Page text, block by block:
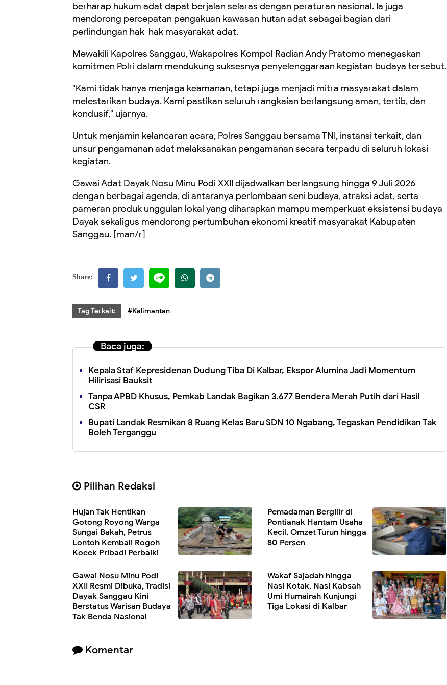
berharap hukum adat dapat berjalan selaras dengan peraturan nasional. Ia juga
mendorong percepatan pengakuan kawasan hutan adat sebagai bagian dari
perlindungan hak-hak masyarakat adat.
Mewakili Kapolres Sanggau, Wakapolres Kompol Radian Andy Pratomo menegaskan
komitmen Polri dalam mendukung suksesnya penyelenggaraan kegiatan budaya tersebut.
"Kami tidak hanya menjaga keamanan, tetapi juga menjadi mitra masyarakat dalam
melestarikan budaya. Kami pastikan seluruh rangkaian berlangsung aman, tertib, dan
kondusif," ujarnya.
Untuk menjamin kelancaran acara, Polres Sanggau bersama TNI, instansi terkait, dan
unsur pengamanan adat melaksanakan pengamanan secara terpadu di seluruh lokasi
kegiatan.
Gawai Adat Dayak Nosu Minu Podi XXII dijadwalkan berlangsung hingga 9 Juli 2026
dengan berbagai agenda, di antaranya perlombaan seni budaya, atraksi adat, serta
pameran produk unggulan lokal yang diharapkan mampu memperkuat eksistensi budaya
Dayak sekaligus mendorong pertumbuhan ekonomi kreatif masyarakat Kabupaten
Sanggau. [man/r]
Share:
Tag Terkait: #Kalimantan
Baca juga:
Kepala Staf Kepresidenan Dudung Tiba Di Kalbar, Ekspor Alumina Jadi Momentum
Hilirisasi Bauksit
Tanpa APBD Khusus, Pemkab Landak Bagikan 3.677 Bendera Merah Putih dari Hasil
CSR
Bupati Landak Resmikan 8 Ruang Kelas Baru SDN 10 Ngabang, Tegaskan Pendidikan Tak
Boleh Terganggu
Pilihan Redaksi
Hujan Tak Hentikan
Gotong Royong Warga
Sungai Bakah, Petrus
Lontoh Kembali Rogoh
Kocek Pribadi Perbaiki
Pemadaman Bergilir di
Pontianak Hantam Usaha
Kecil, Omzet Turun hingga
80 Persen
Gawai Nosu Minu Podi
XXII Resmi Dibuka, Tradisi
Dayak Sanggau Kini
Berstatus Warisan Budaya
Tak Benda Nasional
Wakaf Sajadah hingga
Nasi Kotak, Nasi Kabsah
Umi Humairah Kunjungi
Tiga Lokasi di Kalbar
Komentar